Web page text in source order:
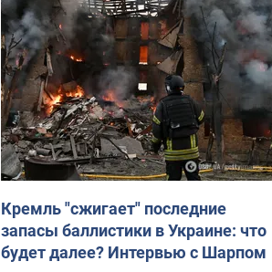
Кремль "сжигает" последние
запасы баллистики в Украине: что
будет далее? Интервью с Шарпом